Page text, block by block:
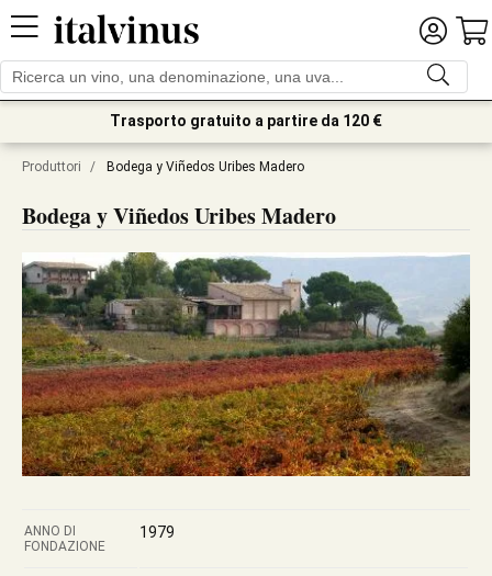
Trasporto gratuito a partire da 120 €
Produttori / Bodega y Viñedos Uribes Madero
Bodega y Viñedos Uribes Madero
ANNO DI
FONDAZIONE
1979